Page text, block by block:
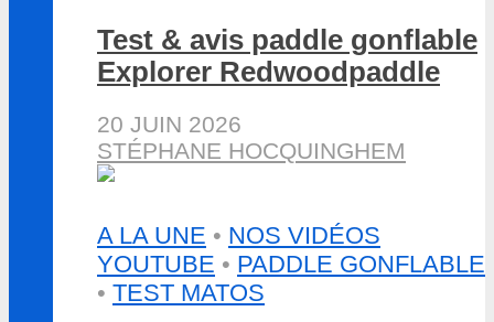
Test & avis paddle gonflable
Explorer Redwoodpaddle
20 JUIN 2026
STÉPHANE HOCQUINGHEM
A LA UNE • NOS VIDÉOS
YOUTUBE • PADDLE GONFLABLE
• TEST MATOS